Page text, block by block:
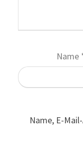
Name
Name, E-